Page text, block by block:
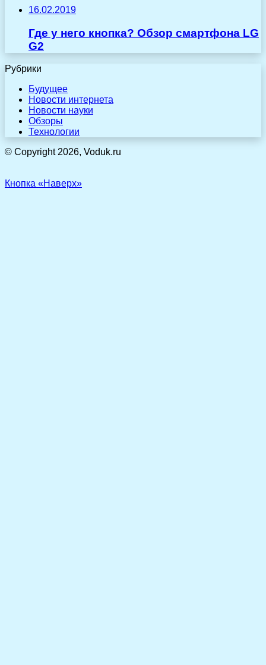
16.02.2019
Где у него кнопка? Обзор смартфона LG
G2
Рубрики
Будущее
Новости интернета
Новости науки
Обзоры
Технологии
© Copyright 2026, Voduk.ru
Кнопка «Наверх»